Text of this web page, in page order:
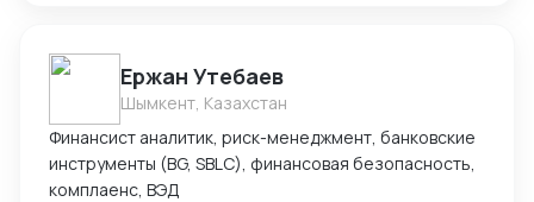
Ержан Утебаев
Шымкент, Казахстан
Финансист аналитик, риск-менеджмент, банковские
инструменты (BG, SBLC), финансовая безопасность,
комплаенс, ВЭД